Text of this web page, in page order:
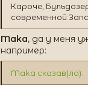
Кароче,
современной
Maka, да у меня
например:
Maka сказав(ла):